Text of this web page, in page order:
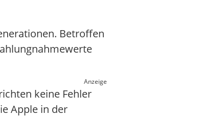
Betroffen
Anzeige
keine Fehler
Apple in der